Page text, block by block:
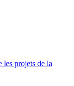
les projets de la